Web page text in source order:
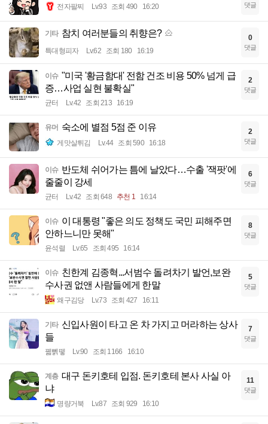
전자팔찌 Lv.93 조회 490 16:20 댓글
기타 참치 여러분들의 취향은?
특대형피자 Lv.62 조회 180 16:19
0
댓글
이슈 "미국 '황금함대' 전함 건조 비용 50% 넘게 급
증…사업 실현 불확실"
균터 Lv.42 조회 213 16:19
2
댓글
유머 숙소에 별점 5점 준 이유
게맛살튀김 Lv.44 조회 590 16:18
2
댓글
이슈 반도체 쉬어가는 틈에 날았다…수출 '잭팟'에
줄줄이 강세
균터 Lv.42 조회 648 추천 1 16:14
6
댓글
이슈 이 대통령 "좋은 의도 정책도 국민 피해주면
안하느니만 못해"
윤석렬 Lv.65 조회 495 16:14
8
댓글
이슈 친한계 김종혁...서범수 돌려차기 발언,보완
수사권 없앤 사람들에게 한말
왜구김당 Lv.73 조회 427 16:11
5
댓글
기타 신입사원이 타고 온 차 가지고 머라하는 상사
들
꿻뻵뗗 Lv.90 조회 1166 16:10
7
댓글
계층 대구 돈키호테 입점. 돈키호테 본사 사실 아
냐
명량거북 Lv.87 조회 929 16:10
11
댓글